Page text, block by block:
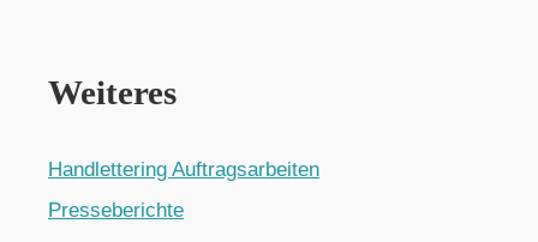
Weiteres
Handlettering Auftragsarbeiten
Presseberichte